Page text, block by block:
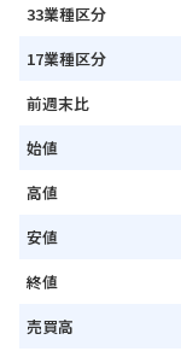
33業種区分
17業種区分
前週末比
始値
高値
安値
終値
売買高